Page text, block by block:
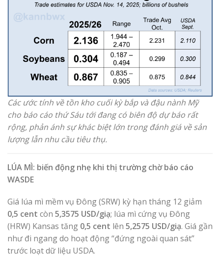
Các ước tính về tồn kho cuối kỳ bắp và đậu nành Mỹ
cho báo cáo thứ Sáu tới đang có biên độ dự báo rất
rộng, phản ánh sự khác biệt lớn trong đánh giá về sản
lượng lẫn nhu cầu tiêu thụ.
LÚA MÌ: biến động nhẹ khi thị trường chờ báo cáo
WASDE
Giá lúa mì mềm vụ Đông (SRW) kỳ hạn tháng 12 giảm
0,5 cent còn 5,3575 USD/giạ; lúa mì cứng vụ Đông
(HRW) Kansas tăng 0,5 cent lên 5,2575 USD/giạ. Giá gần
như đi ngang do hoạt động “đứng ngoài quan sát”
trước loạt dữ liệu USDA.